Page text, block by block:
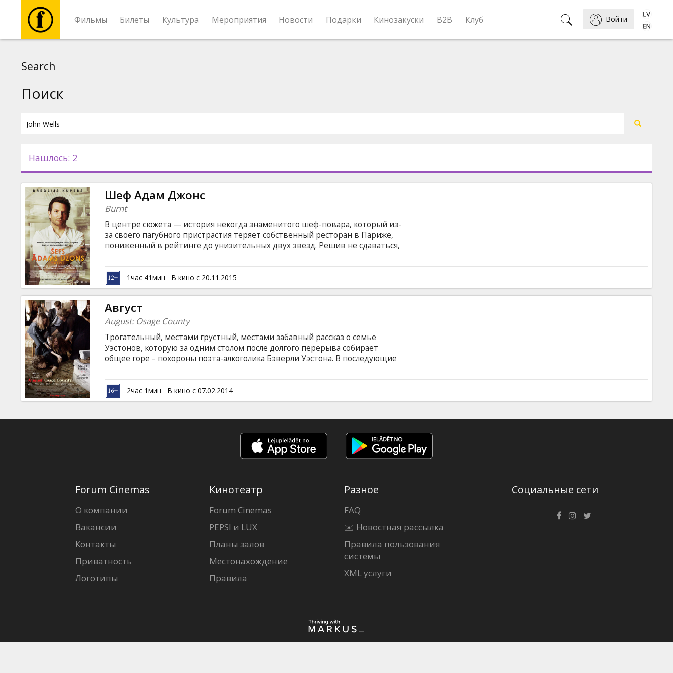
Фильмы Билеты Культура Мероприятия Новости Подарки Кинозакуски B2B Клуб Войти
Новости
Подарки
Кинозакуски
B2B
Клуб
Search
Поиск
Нашлось: 2
Шеф Адам Джонс
Burnt
В центре сюжета — история некогда знаменитого шеф-повара, который из-
за своего пагубного пристрастия теряет собственный ресторан в Париже,
пониженный в рейтинге до унизительных двух звезд. Решив не сдаваться,
надеется получить три звезды. Фильм на английском языке с субтитрами на
латышском и русском языках.
1час 41мин В кино с 20.11.2015
Август
August: Osage County
Трогательный, местами грустный, местами забавный рассказ о семье
Уэстонов, которую за одним столом после долгого перерыва собирает
общее горе – похороны поэта-алкоголика Бэверли Уэстона. В последующие
родственников вспыхивает один конфликт за другим, а ситауцию тем паче
накаляют давние обиды. Уже известная латвийскому театральному зрителю
комедия «Август» - экранизация пьесы драматурга Трэйси Леттса,
2час 1мин В кино с 07.02.2014
Forum Cinemas
О компании
Вакансии
Контакты
Приватность
Логотипы
Кинотеатр
Forum Cinemas
PEPSI и LUX
Планы залов
Местонахождение
Правила
Разное
FAQ
✉️ Новостная рассылка
Правила пользования
системы
XML услуги
Социальные сети